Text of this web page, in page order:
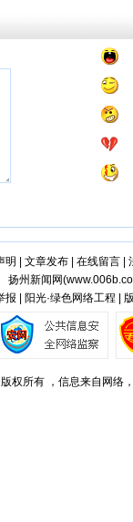
明 文章发布| 在线留言|
扬州新闻网(
报 | 阳光·绿色网络工程 |
权所有 ，信息来自网络